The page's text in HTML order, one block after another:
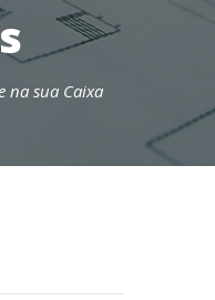
na sua Caixa